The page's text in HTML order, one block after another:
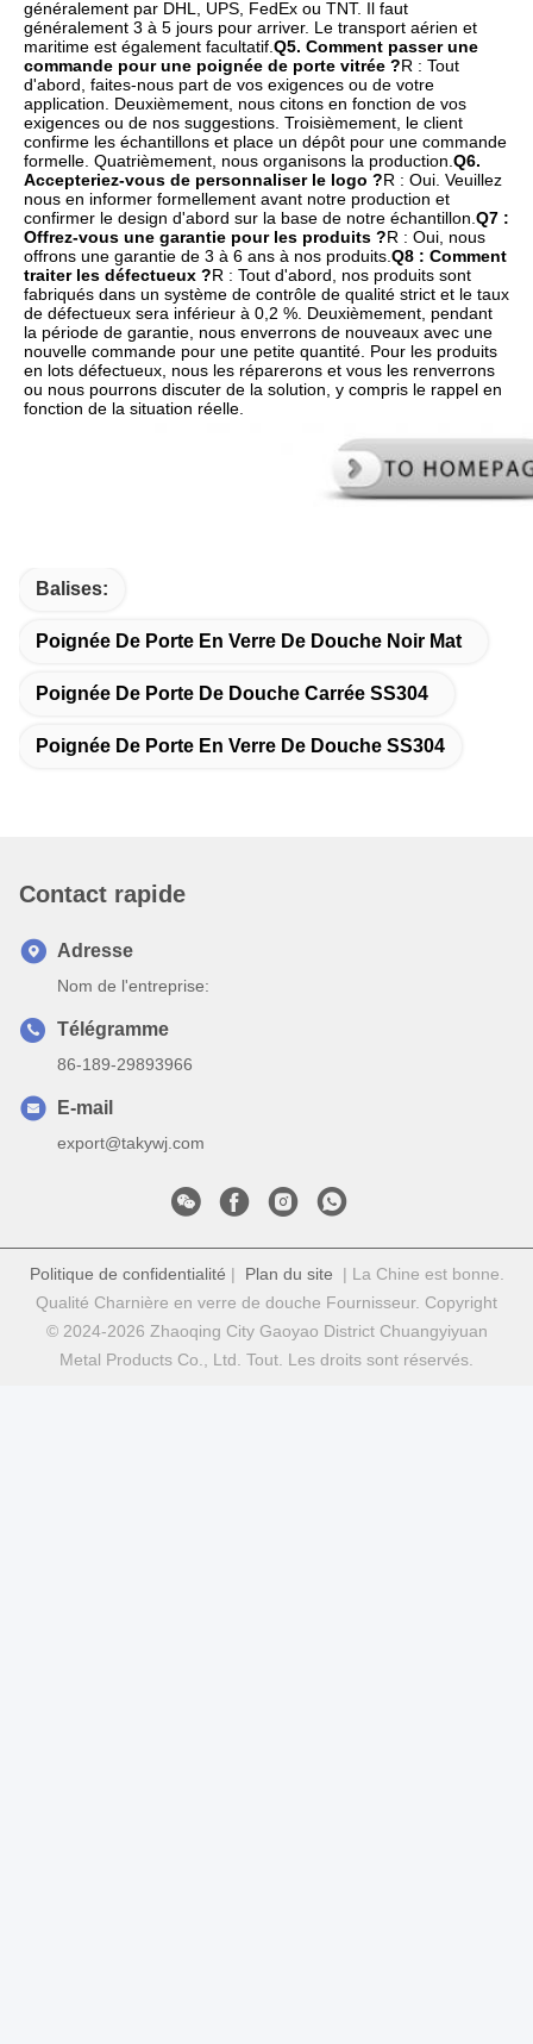
généralement par DHL, UPS, FedEx ou TNT. Il faut
généralement 3 à 5 jours pour arriver. Le transport aérien et
maritime est également facultatif. Q5. Comment passer une
commande pour une poignée de porte vitrée ?R : Tout
d'abord, faites-nous part de vos exigences ou de votre
application. Deuxièmement, nous citons en fonction de vos
exigences ou de nos suggestions. Troisièmement, le client
confirme les échantillons et place un dépôt pour une commande
formelle. Quatrièmement, nous organisons la production. Q6.
Accepteriez-vous de personnaliser le logo ?R : Oui. Veuillez
nous en informer formellement avant notre production et
confirmer le design d'abord sur la base de notre échantillon. Q7 :
Offrez-vous une garantie pour les produits ?R : Oui, nous
offrons une garantie de 3 à 6 ans à nos produits. Q8 : Comment
traiter les défectueux ?R : Tout d'abord, nos produits sont
fabriqués dans un système de contrôle de qualité strict et le taux
de défectueux sera inférieur à 0,2 %. Deuxièmement, pendant
la période de garantie, nous enverrons de nouveaux avec une
nouvelle commande pour une petite quantité. Pour les produits
en lots défectueux, nous les réparerons et vous les renverrons
ou nous pourrons discuter de la solution, y compris le rappel en
fonction de la situation réelle.
Balises:
Poignée De Porte En Verre De Douche Noir Mat
Poignée De Porte De Douche Carrée SS304
Poignée De Porte En Verre De Douche SS304
Contact rapide
Adresse
Nom de l'entreprise:
Télégramme
86-189-29893966
E-mail
export@takywj.com
Politique de confidentialité | Plan du site | La Chine est bonne.
Qualité Charnière en verre de douche Fournisseur. Copyright
© 2024-2026 Zhaoqing City Gaoyao District Chuangyiyuan
Metal Products Co., Ltd. Tout. Les droits sont réservés.